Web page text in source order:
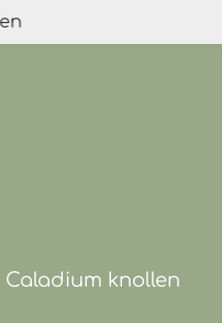
Caladium knollen